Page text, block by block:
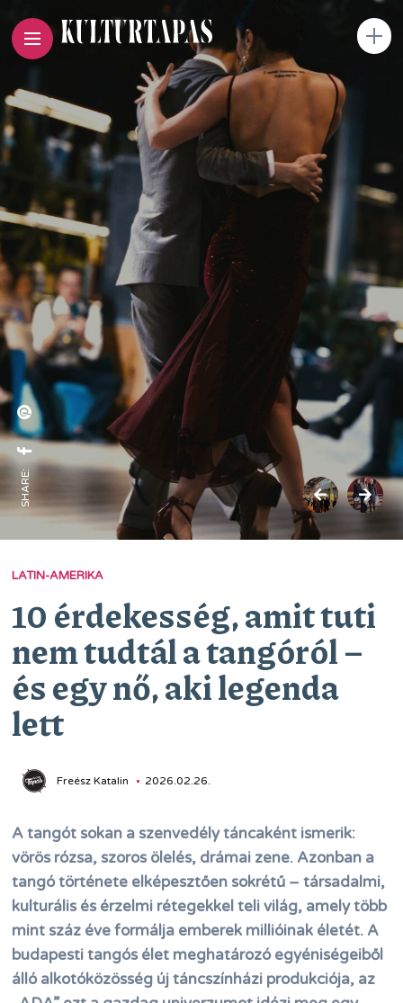
SHARE:
LATIN-AMERIKA
10 érdekesség, amit tuti
nem tudtál a tangóról –
és egy nő, aki legenda
lett
Freész Katalin 2026.02.26.
A tangót sokan a szenvedély táncaként ismerik:
vörös rózsa, szoros ölelés, drámai zene. Azonban a
tangó története elképesztően sokrétű – társadalmi,
kulturális és érzelmi rétegekkel teli világ, amely több
mint száz éve formálja emberek millióinak életét. A
budapesti tangós élet meghatározó egyéniségeiből
álló alkotóközösség új táncszínházi produkciója, az